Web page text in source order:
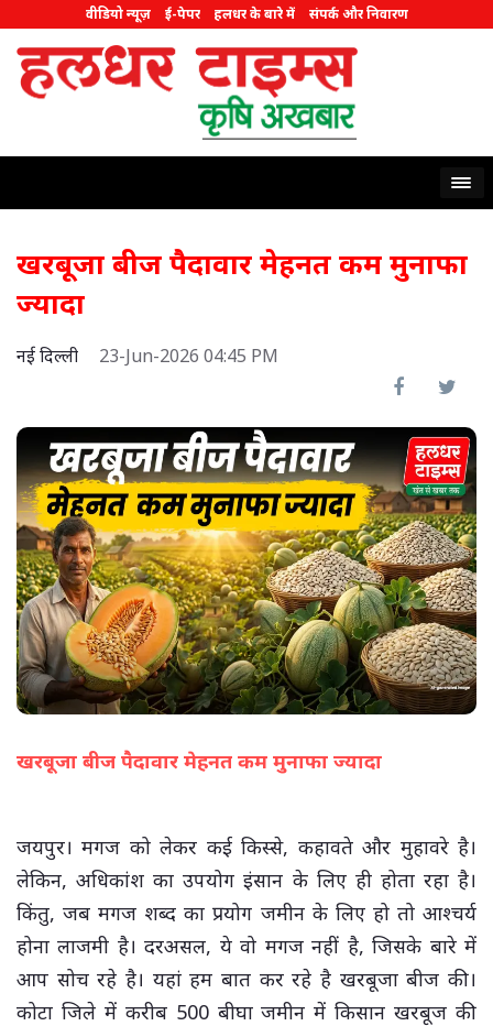
वीडियो न्यूज़ ई-पेपर हलधर के बारे में संपर्क और निवारण
खरबूजा बीज पैदावार मेहनत कम मुनाफा
ज्यादा
नई दिल्ली 23-Jun-2026 04:45 PM
खरबूजा बीज पैदावार मेहनत कम मुनाफा ज्यादा
जयपुर। मगज को लेकर कई किस्से, कहावते और मुहावरे है।
लेकिन, अधिकांश का उपयोग इंसान के लिए ही होता रहा है।
किंतु, जब मगज शब्द का प्रयोग जमीन के लिए हो तो आश्चर्य
होना लाजमी है। दरअसल, ये वो मगज नहीं है, जिसके बारे में
आप सोच रहे है। यहां हम बात कर रहे है खरबूजा बीज की।
कोटा जिले में करीब 500 बीघा जमीन में किसान खरबूज की